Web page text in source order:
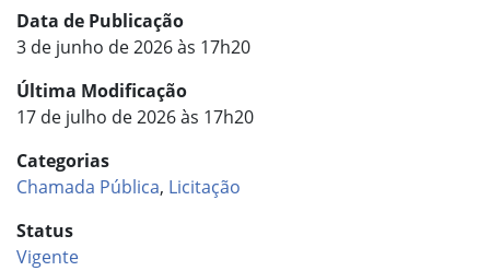
Data de Publicação
3 de junho de 2026 às 17h20
Última Modificação
17 de julho de 2026 às 17h20
Categorias
Chamada Pública, Licitação
Status
Vigente